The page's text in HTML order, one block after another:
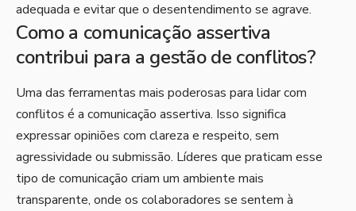
adequada e evitar que o desentendimento se agrave.
Como a comunicação assertiva
contribui para a gestão de conflitos?
Uma das ferramentas mais poderosas para lidar com
conflitos é a comunicação assertiva. Isso significa
expressar opiniões com clareza e respeito, sem
agressividade ou submissão. Líderes que praticam esse
tipo de comunicação criam um ambiente mais
transparente, onde os colaboradores se sentem à